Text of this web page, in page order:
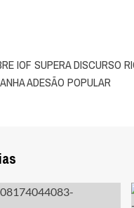
IOF SUPERA DISCURSO
ADESÃO POPULAR